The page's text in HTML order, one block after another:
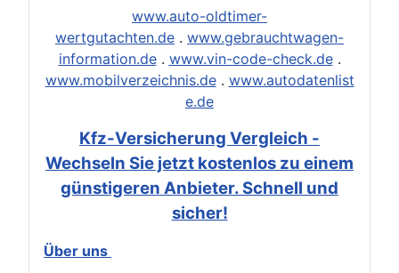
www.auto-oldtimer-
wertgutachten.de . www.gebrauchtwagen-
information.de. www.vin-code-check.de.
www.mobilverzeichnis.de. www.autodatenlist
e.de
Kfz-Versicherung Vergleich -
Wechseln Sie jetzt kostenlos zu einem
günstigeren Anbieter. Schnell und
sicher!
Über uns